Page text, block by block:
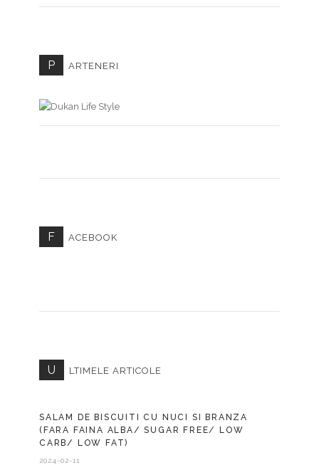
P ARTENERI
F ACEBOOK
U LTIMELE ARTICOLE
SALAM DE BISCUITI CU NUCI SI BRANZA
(FARA FAINA ALBA/ SUGAR FREE/ LOW
CARB/ LOW FAT)
2024-02-11